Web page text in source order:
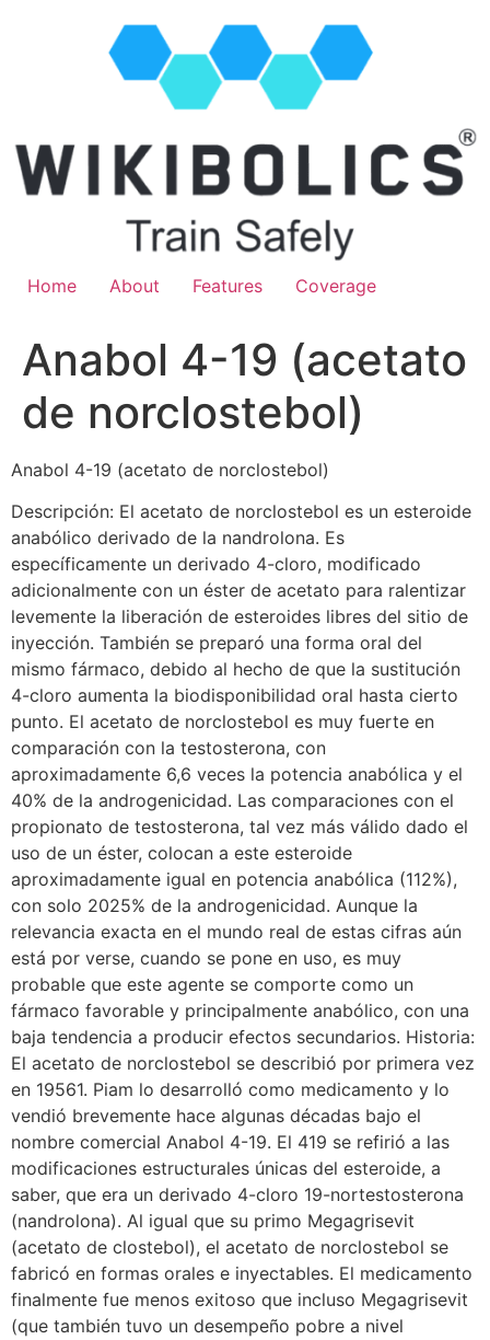
Home About Features Coverage
Anabol 4-19 (acetato
de norclostebol)
Anabol 4-19 (acetato de norclostebol)
Descripción: El acetato de norclostebol es un esteroide
anabólico derivado de la nandrolona. Es
específicamente un derivado 4-cloro, modificado
adicionalmente con un éster de acetato para ralentizar
levemente la liberación de esteroides libres del sitio de
inyección. También se preparó una forma oral del
mismo fármaco, debido al hecho de que la sustitución
4-cloro aumenta la biodisponibilidad oral hasta cierto
punto. El acetato de norclostebol es muy fuerte en
comparación con la testosterona, con
aproximadamente 6,6 veces la potencia anabólica y el
40% de la androgenicidad. Las comparaciones con el
propionato de testosterona, tal vez más válido dado el
uso de un éster, colocan a este esteroide
aproximadamente igual en potencia anabólica (112%),
con solo 2025% de la androgenicidad. Aunque la
relevancia exacta en el mundo real de estas cifras aún
está por verse, cuando se pone en uso, es muy
probable que este agente se comporte como un
fármaco favorable y principalmente anabólico, con una
baja tendencia a producir efectos secundarios. Historia:
El acetato de norclostebol se describió por primera vez
en 19561. Piam lo desarrolló como medicamento y lo
vendió brevemente hace algunas décadas bajo el
nombre comercial Anabol 4-19. El 419 se refirió a las
modificaciones estructurales únicas del esteroide, a
saber, que era un derivado 4-cloro 19-nortestosterona
(nandrolona). Al igual que su primo Megagrisevit
(acetato de clostebol), el acetato de norclostebol se
fabricó en formas orales e inyectables. El medicamento
finalmente fue menos exitoso que incluso Megagrisevit
(que también tuvo un desempeño pobre a nivel